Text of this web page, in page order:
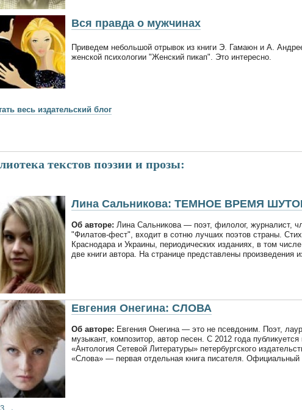
Вся правда о мужчинах
Приведем небольшой отрывок из книги Э. Гамаюн и А.
женской психологии "Женский пикап". Это интересно.
весь издательский блог
текстов поэзии и прозы:
Лина Сальникова: ТЕМНОЕ ВРЕМЯ
Об авторе: Лина Сальникова — поэт, филолог, журналист,
"Филатов-фест", входит в сотню лучших поэтов страны.
Краснодара и Украины, периодических изданиях, в том
две книги автора. На странице представлены произведения
Евгения Онегина: СЛОВА
Об авторе: Евгения Онегина — это не псевдоним. Поэт,
музыкант, композитор, автор песен. С 2012 года
«Антология Сетевой Литературы» петербургского
«Слова» — первая отдельная книга писателя. Официальный